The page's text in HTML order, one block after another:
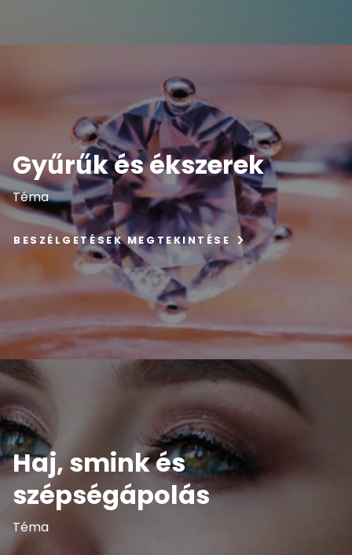
Gyűrűk és ékszerek
Téma
BESZÉLGETÉSEK MEGTEKINTÉSE
Haj, smink és
szépségápolás
Téma